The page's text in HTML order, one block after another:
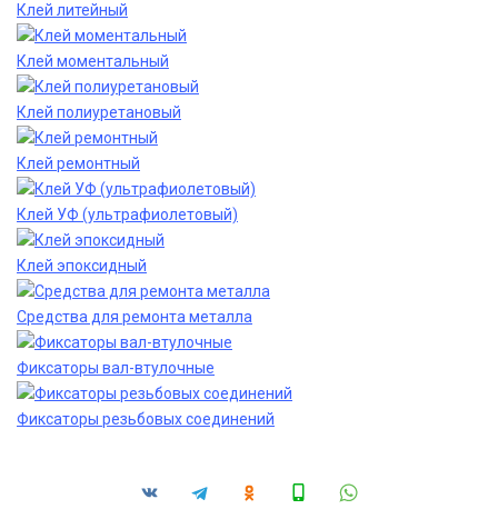
Клей литейный
Клей моментальный
Клей полиуретановый
Клей ремонтный
Клей УФ (ультрафиолетовый)
Клей эпоксидный
Средства для ремонта металла
Фиксаторы вал-втулочные
Фиксаторы резьбовых соединений